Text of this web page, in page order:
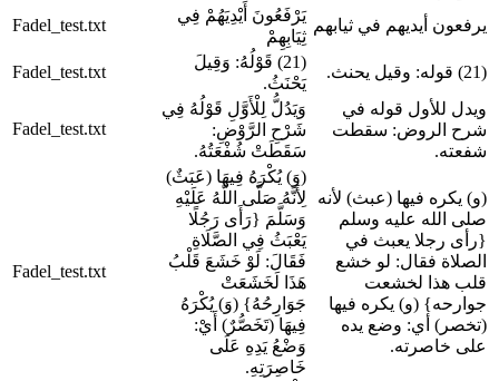
Fadel_test.txt
يَرْفَعُونَ أَيْدِيَهُمْ فِي
ثِيَابِهِمْ
يرفعون أيديهم في ثيابهم
Fadel_test.txt
(21) قَوْلُهُ: وَقِيلَ
يَحْنَثُ.
(21) قوله: وقيل يحنث.
Fadel_test.txt
وَيَدُلُّ لِلْأَوَّلِ قَوْلُهُ فِي
شَرْحِ الرَّوْضِ:
سَقَطَتْ شُفْعَتُهُ.
ويدل للأول قوله في
شرح الروض: سقطت
شفعته.
Fadel_test.txt
(وَ) يُكْرَهُ فِيهَا (عَبَثٌ)
لِأَنَّهُ صَلَّى اللَّهُ عَلَيْهِ
وَسَلَّمَ {رَأَى رَجُلًا
يَعْبَثُ فِي الصَّلَاةِ
فَقَالَ: لَوْ خَشَعَ قَلْبُ
هَذَا لَخَشَعَتْ
جَوَارِحُهُ} (وَ) يُكْرَهُ
فِيهَا (تَخَصُّرٌ) أَيْ:
وَضْعُ يَدِهِ عَلَى
خَاصِرَتِهِ.
(و) يكره فيها (عبث) لأنه
صلى الله عليه وسلم
{رأى رجلا يعبث في
الصلاة فقال: لو خشع
قلب هذا لخشعت
جوارحه} (و) يكره فيها
(تخصر) أي: وضع يده
على خاصرته.